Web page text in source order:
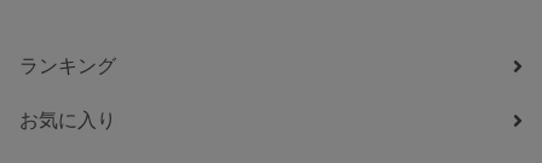
ランキング
お気に入り